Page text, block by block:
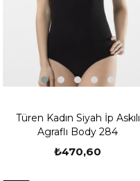
Türen Kadın Siyah İp Askılı
Agraflı Body 284
₺470,60